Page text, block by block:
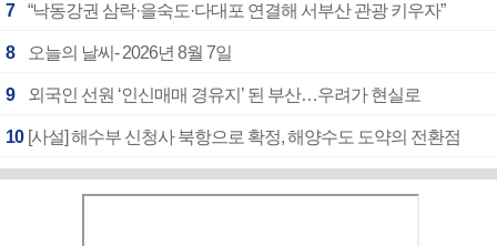
7 “낙동강권 삼락·을숙도·다대포 연결해 서부산 관광 키우자”
8 오늘의 날씨- 2026년 8월 7일
9 외국인 선원 ‘인신매매 경유지’ 된 부산…우려가 현실로
10 [사설] 해수부 신청사 북항으로 확정, 해양수도 도약의 전환점